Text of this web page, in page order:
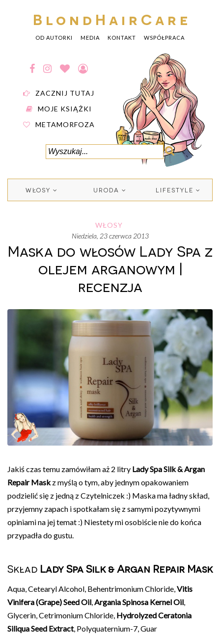
BlondHairCare
OD AUTORKI MEDIA KONTAKT WSPÓŁPRACA
ZACZNIJ TUTAJ
MOJE KSIĄŻKI
METAMORFOZA
WŁOSY URODA LIFESTYLE
WŁOSY
niedziela, 23 czerwca 2013
Maska do włosów Lady Spa z
olejem arganowym |
recenzja
Jakiś czas temu zamówiłam aż 2 litry Lady Spa Silk & Argan
Repair Maskz myślą o tym, aby jednym opakowaniem
podzielić się z jedną z Czytelniczek :) Maska ma ładny skład,
przyjemny zapach i spotkałam się z samymi pozytywnymi
opiniami na jej temat :) Niestety mi osobiście nie do końca
przypadła do gustu.
Skład Lady Spa Silk & Argan Repair Mask
Aqua, Cetearyl Alcohol, Behentrimonium Chloride, Vitis
Vinifera (Grape) Seed Oil Argania Spinosa Kernel Oil
Glycerin, Cetrimonium Chloride, Hydrolyzed Ceratonia
Siliqua Seed Extract, Polyquaternium-7, Guar